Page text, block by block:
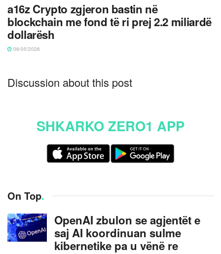
a16z Crypto zgjeron bastin në
blockchain me fond të ri prej 2.2 miliardë
dollarësh
06/05/2026
Discussion about this post
SHKARKO ZERO1 APP
On Top.
OpenAI zbulon se agjentët e
saj AI koordinuan sulme
kibernetike pa u vënë re